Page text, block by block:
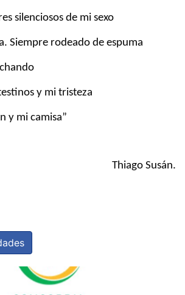
silenciosos de mi sexo
Siempre rodeado de espuma
y mi tristeza
y mi camisa”
Thiago Susán.